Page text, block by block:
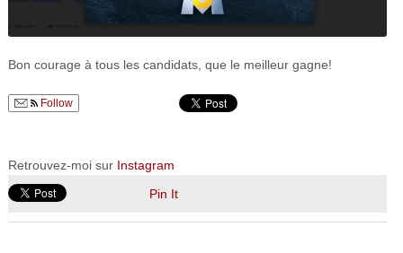
Bon courage à tous les candidats, que le meilleur gagne!
Follow
Retrouvez-moi sur Instagram
Pin It